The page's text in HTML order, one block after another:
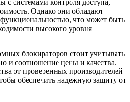
с системами контроля доступа,
Однако они обладают
что может быть
высокого уровня
блокираторов стоит учитывать
и соотношение цены и качества.
от проверенных производителей
обеспечить надежную защиту от